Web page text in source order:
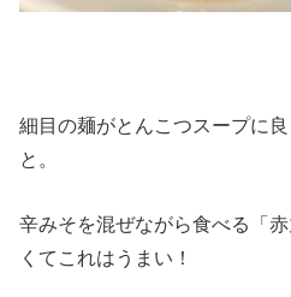
細目の麺がとんこつスープに
と。
辛みそを混ぜながら食べる「
くてこれはうまい！